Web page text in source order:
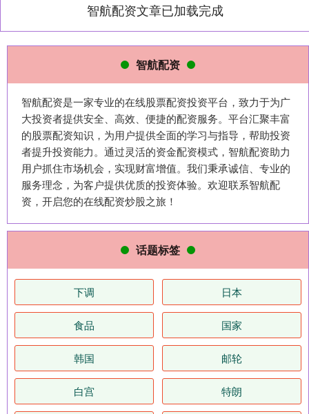
智航配资文章已加载完成
智航配资
智航配资是一家专业的在线股票配资投资平台，致力于为广
大投资者提供安全、高效、便捷的配资服务。平台汇聚丰富
的股票配资知识，为用户提供全面的学习与指导，帮助投资
者提升投资能力。通过灵活的资金配资模式，智航配资助力
用户抓住市场机会，实现财富增值。我们秉承诚信、专业的
服务理念，为客户提供优质的投资体验。欢迎联系智航配
资，开启您的在线配资炒股之旅！
话题标签
下调 日本
食品 国家
韩国 邮轮
白宫 特朗